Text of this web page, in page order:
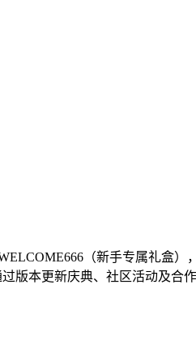
（新手专属礼盒）
版本更新庆典、社区活动及合